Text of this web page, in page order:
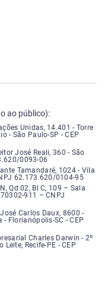
ao público):
das Nações Unidas,
Unidas, 14.401 - Torre
- São Paulo-SP - CEP
Doutor Heitor José
José Reali, 360 - São
0093-06
Almirante Tamandaré,
Tamandaré, 1024 - Vila
62.173.620/0104-95
Norte, sem
Qd 02, Bl C, 109 – Sala
911 – CNPJ
José Carlos, número
Carlos Daux, 8600 -
Florianópolis-SC - CEP
Empresarial Charles Darwin,
Charles Darwin - 2º
Recife-PE - CEP